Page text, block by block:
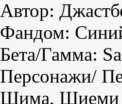
Автор:
Фандом:
Бета/Гамма:
Персонажи/
Шима, Шиеми